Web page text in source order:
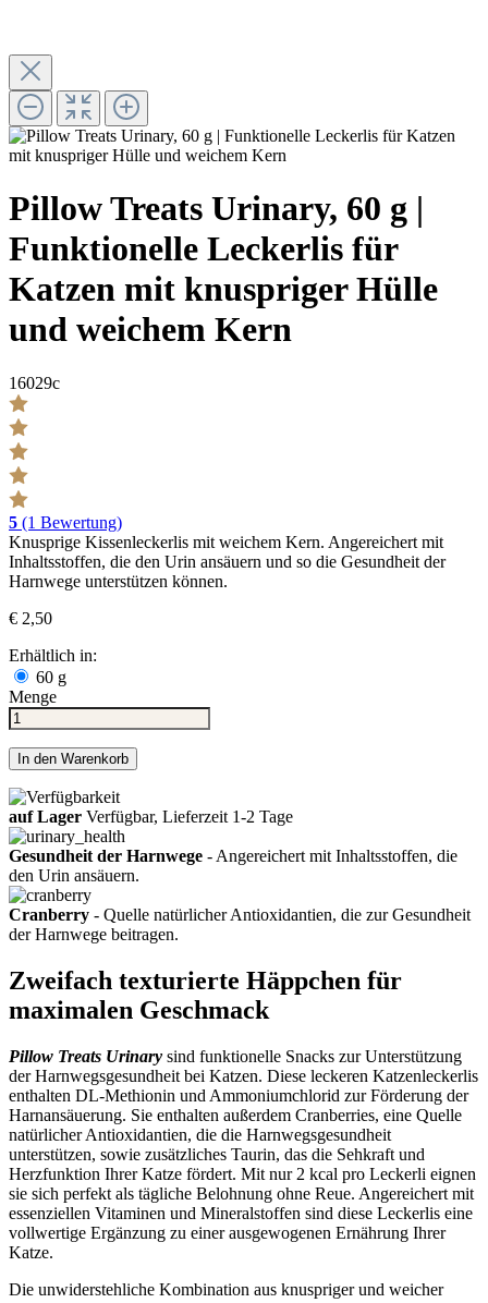
Pillow Treats Urinary, 60 g |
Funktionelle Leckerlis für
Katzen mit knuspriger Hülle
und weichem Kern
16029c
5 (1 Bewertung)
Knusprige Kissenleckerlis mit weichem Kern. Angereichert mit
Inhaltsstoffen, die den Urin ansäuern und so die Gesundheit der
Harnwege unterstützen können.
€ 2,50
Erhältlich in:
60 g
Menge
In den Warenkorb
auf Lager Verfügbar, Lieferzeit 1-2 Tage
Gesundheit der Harnwege - Angereichert mit Inhaltsstoffen, die
den Urin ansäuern.
Cranberry - Quelle natürlicher Antioxidantien, die zur Gesundheit
der Harnwege beitragen.
Zweifach texturierte Häppchen für
maximalen Geschmack
Pillow Treats Urinary sind funktionelle Snacks zur Unterstützung
der Harnwegsgesundheit bei Katzen. Diese leckeren Katzenleckerlis
enthalten DL-Methionin und Ammoniumchlorid zur Förderung der
Harnansäuerung. Sie enthalten außerdem Cranberries, eine Quelle
natürlicher Antioxidantien, die die Harnwegsgesundheit
unterstützen, sowie zusätzliches Taurin, das die Sehkraft und
Herzfunktion Ihrer Katze fördert. Mit nur 2 kcal pro Leckerli eignen
sie sich perfekt als tägliche Belohnung ohne Reue. Angereichert mit
essenziellen Vitaminen und Mineralstoffen sind diese Leckerlis eine
vollwertige Ergänzung zu einer ausgewogenen Ernährung Ihrer
Katze.
Die unwiderstehliche Kombination aus knuspriger und weicher